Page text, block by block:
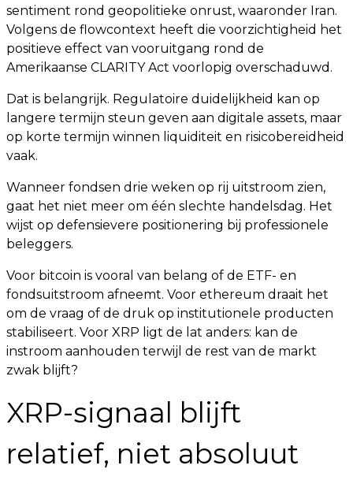
sentiment rond geopolitieke onrust, waaronder Iran.
Volgens de flowcontext heeft die voorzichtigheid het
positieve effect van vooruitgang rond de
Amerikaanse CLARITY Act voorlopig overschaduwd.
Dat is belangrijk. Regulatoire duidelijkheid kan op
langere termijn steun geven aan digitale assets, maar
op korte termijn winnen liquiditeit en risicobereidheid
vaak.
Wanneer fondsen drie weken op rij uitstroom zien,
gaat het niet meer om één slechte handelsdag. Het
wijst op defensievere positionering bij professionele
beleggers.
Voor bitcoin is vooral van belang of de ETF- en
fondsuitstroom afneemt. Voor ethereum draait het
om de vraag of de druk op institutionele producten
stabiliseert. Voor XRP ligt de lat anders: kan de
instroom aanhouden terwijl de rest van de markt
zwak blijft?
XRP-signaal blijft
relatief, niet absoluut